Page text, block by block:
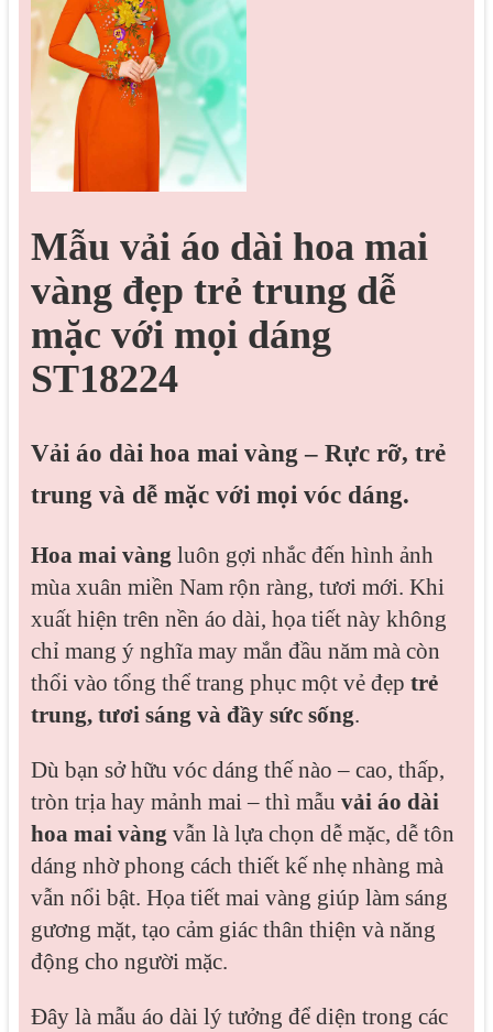
Mẫu vải áo dài hoa mai
vàng đẹp trẻ trung dễ
mặc với mọi dáng
ST18224
Vải áo dài hoa mai vàng – Rực rỡ, trẻ
trung và dễ mặc với mọi vóc dáng.
Hoa mai vàng luôn gợi nhắc đến hình ảnh
mùa xuân miền Nam rộn ràng, tươi mới. Khi
xuất hiện trên nền áo dài, họa tiết này không
chỉ mang ý nghĩa may mắn đầu năm mà còn
thổi vào tổng thể trang phục một vẻ đẹp trẻ
trung, tươi sáng và đầy sức sống.
Dù bạn sở hữu vóc dáng thế nào – cao, thấp,
tròn trịa hay mảnh mai – thì mẫu vải áo dài
hoa mai vàng vẫn là lựa chọn dễ mặc, dễ tôn
dáng nhờ phong cách thiết kế nhẹ nhàng mà
vẫn nổi bật. Họa tiết mai vàng giúp làm sáng
gương mặt, tạo cảm giác thân thiện và năng
động cho người mặc.
Đây là mẫu áo dài lý tưởng để diện trong các